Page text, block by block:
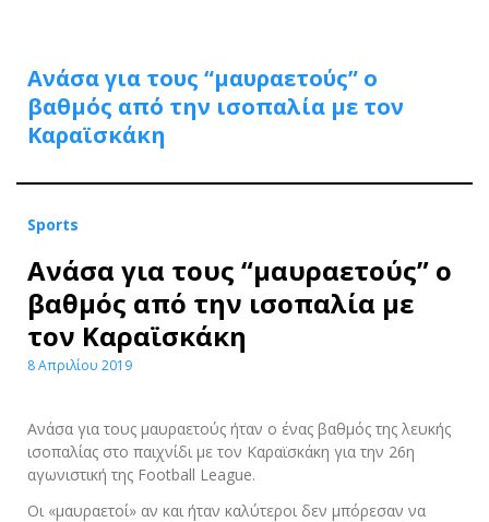
Ανάσα για τους “μαυραετούς” ο
βαθμός από την ισοπαλία με τον
Καραϊσκάκη
Sports
Ανάσα για τους “μαυραετούς” ο
βαθμός από την ισοπαλία με
τον Καραϊσκάκη
8 Απριλίου 2019
Ανάσα για τους μαυραετούς ήταν ο ένας βαθμός της λευκής
ισοπαλίας στο παιχνίδι με τον Καραϊσκάκη για την 26η
αγωνιστική της Football League.
Οι «μαυραετοί» αν και ήταν καλύτεροι δεν μπόρεσαν να